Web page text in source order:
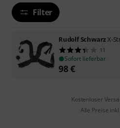
Filter
Rudolf SchwarzX-
11
Sofort lieferbar
98€
Kostenloser
Alle Preise